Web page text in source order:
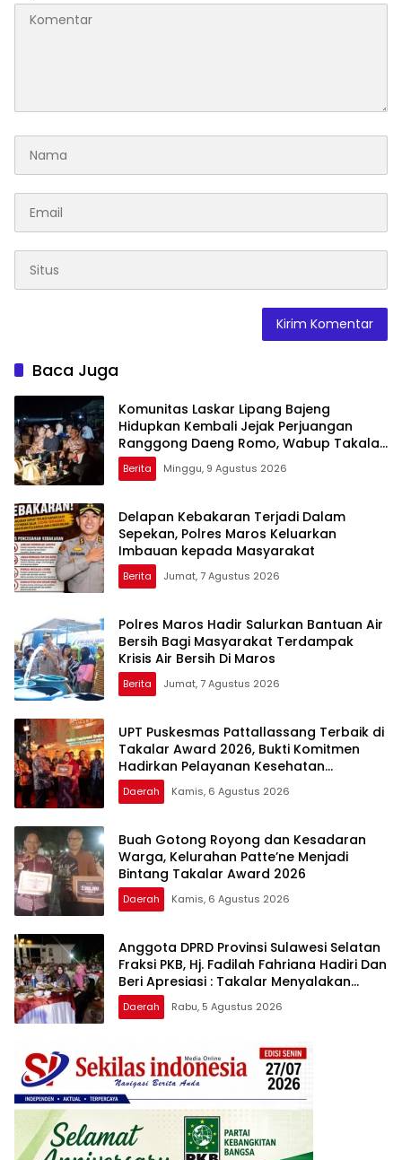
Baca Juga
Komunitas Laskar Lipang Bajeng
Hidupkan Kembali Jejak Perjuangan
Ranggong Daeng Romo, Wabup Takalar:
Apresiasi Bahwa Sejarah Adalah
Warisan yang Tak Ternilai”.
Berita Minggu, 9 Agustus 2026
Delapan Kebakaran Terjadi Dalam
Sepekan, Polres Maros Keluarkan
Imbauan kepada Masyarakat
Berita Jumat, 7 Agustus 2026
Polres Maros Hadir Salurkan Bantuan Air
Bersih Bagi Masyarakat Terdampak
Krisis Air Bersih Di Maros
Berita Jumat, 7 Agustus 2026
UPT Puskesmas Pattallassang Terbaik di
Takalar Award 2026, Bukti Komitmen
Hadirkan Pelayanan Kesehatan
Berkualitas
Daerah Kamis, 6 Agustus 2026
Buah Gotong Royong dan Kesadaran
Warga, Kelurahan Patte’ne Menjadi
Bintang Takalar Award 2026
Daerah Kamis, 6 Agustus 2026
Anggota DPRD Provinsi Sulawesi Selatan
Fraksi PKB, Hj. Fadilah Fahriana Hadiri Dan
Beri Apresiasi : Takalar Menyalakan
Lentera Pengabdian Melalui Malam
Apresiasi dan Inovasi Award 2026
Daerah Rabu, 5 Agustus 2026